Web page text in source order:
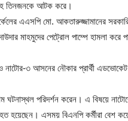
তিনজনকে আটক করে।
এএসপি মো. আকতারুজ্জামানের
মাহমুদের পেট্রোল পাম্পে হামলা
ও নাটোর-৩ আসনের নৌকার প্রার্থী
ঘটনাস্থল পরিদর্শন করেন। এ বিষয়ে
হয়েছেন। এসময় বিএনপি কর্মীরা বেশ